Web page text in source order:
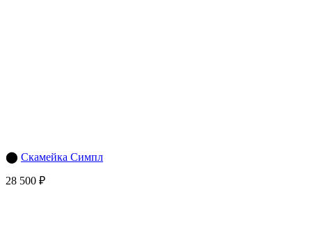
⬤ Скамейка Симпл
28 500 ₽